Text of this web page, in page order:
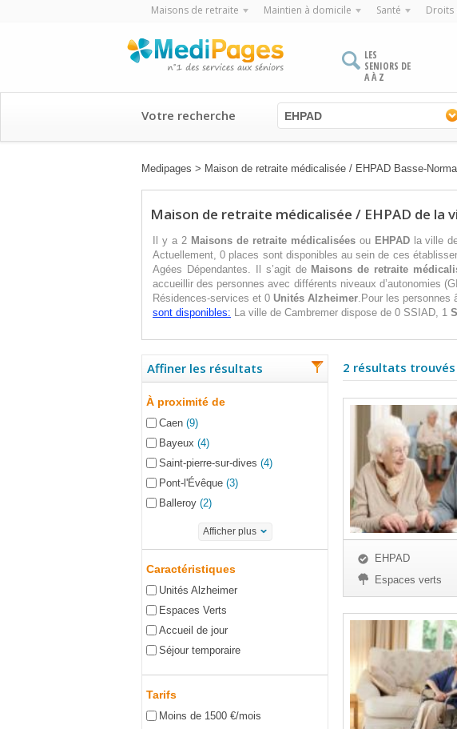
Maisons de retraite Maintien à domicile Santé Droits
LES
SENIORS DE
A À Z
Votre recherche EHPAD
Medipages > Maison de retraite médicalisée / EHPAD Basse-
Maison de retraite médicalisée / EHPAD de la
Il y a 2 Maisons de retraite médicaliséesou EHPADla ville de
Actuellement, 0 places sont disponibles au sein de ces
Agées Dépendantes. Il s’agit de Maisons de retraite
accueillir des personnes avec différents niveaux d’autonomies
Résidences-services et 0 Unités Alzheimer.Pour les personnes
sont disponibles: La ville de Cambremer dispose de 0 SSIAD, 1
Affiner les résultats
À proximité de
Caen (9)
Bayeux (4)
Saint-pierre-sur-dives (4)
Pont-l'Évêque (3)
Balleroy (2)
Afficher plus
Caractéristiques
Unités Alzheimer
Espaces Verts
Accueil de jour
Séjour temporaire
Tarifs
Moins de 1500 €/mois
2 résultats trouvés
EHPAD
Espaces verts